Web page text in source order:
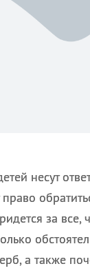
несут
за
а также